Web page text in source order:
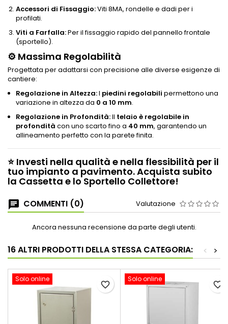
Accessori di Fissaggio:Viti 8MA, rondelle e dadi per i
profilati.
Viti a Farfalla:Per il fissaggio rapido del pannello frontale
(sportello).
⚙️ Massima Regolabilità
Progettata per adattarsi con precisione alle diverse esigenze di
cantiere:
Regolazione in Altezza:I piedini regolabili permettono una
variazione in altezza da 0 a 10 mm.
Regolazione in Profondità:Il telaio è regolabile in
profondità con uno scarto fino a 40 mm, garantendo un
allineamento perfetto con la parete finita.
⭐ Investi nella qualità e nella flessibilità per il
tuo impianto a pavimento. Acquista subito
la Cassetta e lo Sportello Collettore!
COMMENTI (0) Valutazione
Ancora nessuna recensione da parte degli utenti.
16 ALTRI PRODOTTI DELLA STESSA CATEGORIA: >
<
Solo online
favorite_border
Solo online
favorite_border